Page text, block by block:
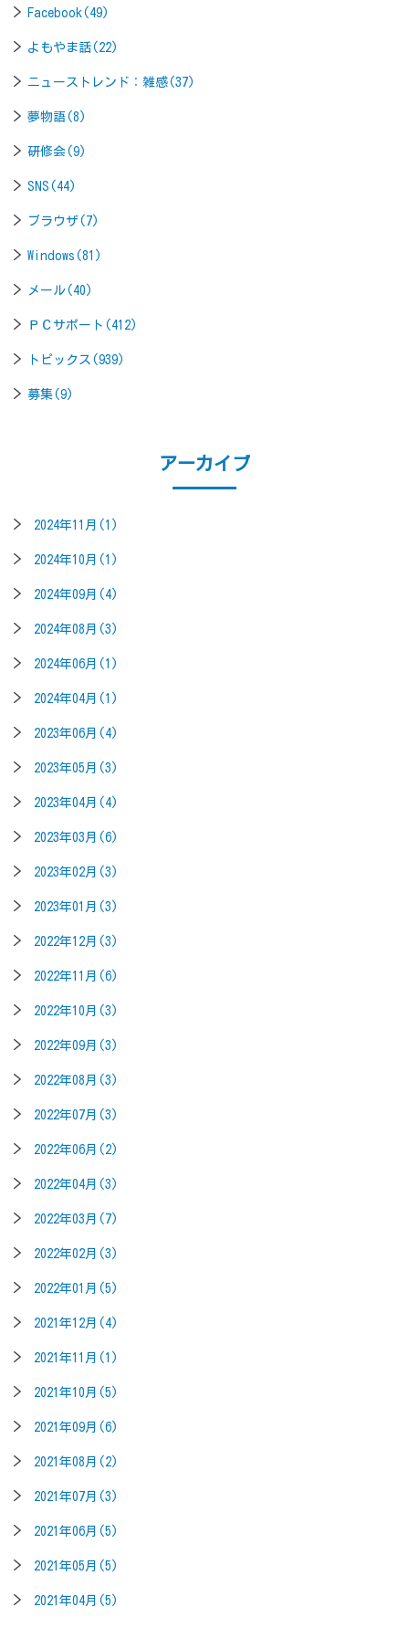
Facebook(49)
よもやま話(22)
ニューストレンド：雑感(37)
夢物語(8)
研修会(9)
SNS(44)
ブラウザ(7)
Windows(81)
メール(40)
ＰＣサポート(412)
トピックス(939)
募集(9)
アーカイブ
2024年11月(1)
2024年10月(1)
2024年09月(4)
2024年08月(3)
2024年06月(1)
2024年04月(1)
2023年06月(4)
2023年05月(3)
2023年04月(4)
2023年03月(6)
2023年02月(3)
2023年01月(3)
2022年12月(3)
2022年11月(6)
2022年10月(3)
2022年09月(3)
2022年08月(3)
2022年07月(3)
2022年06月(2)
2022年04月(3)
2022年03月(7)
2022年02月(3)
2022年01月(5)
2021年12月(4)
2021年11月(1)
2021年10月(5)
2021年09月(6)
2021年08月(2)
2021年07月(3)
2021年06月(5)
2021年05月(5)
2021年04月(5)